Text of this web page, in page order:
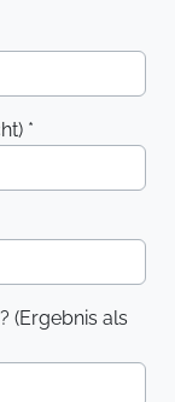
*
(Ergebnis als